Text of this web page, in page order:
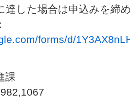
場合は申込みを締め
forms/d/
課